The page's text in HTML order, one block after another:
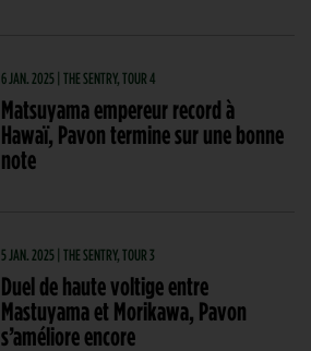
6 JAN. 2025 | THE SENTRY, TOUR 4
Matsuyama empereur record à
Hawaï, Pavon termine sur une bonne
note
5 JAN. 2025 | THE SENTRY, TOUR 3
Duel de haute voltige entre
Mastuyama et Morikawa, Pavon
s’améliore encore